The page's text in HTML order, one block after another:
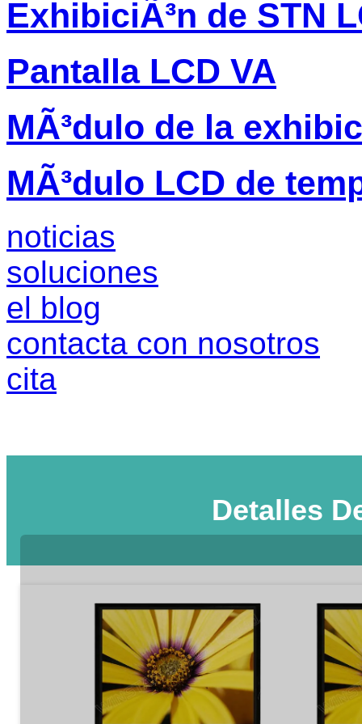
ExhibiciÃ³n de STN
Pantalla LCD VA
MÃ³dulo de la
MÃ³dulo LCD de
noticias
soluciones
el blog
contacta con nosotros
cita
Detalles